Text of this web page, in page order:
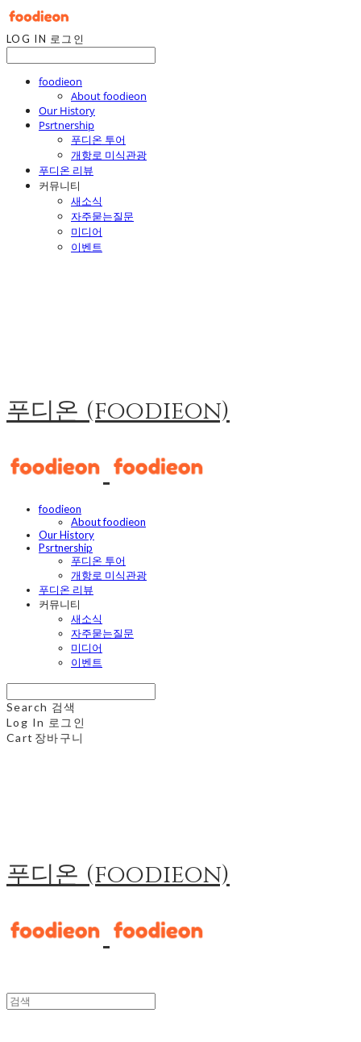
LOG IN 로그인
foodieon
About foodieon
Our History
Psrtnership
푸디온 투어
개항로 미식관광
푸디온 리뷰
커뮤니티
새소식
자주묻는질문
미디어
이벤트
푸디온 (foodieon)
foodieon
About foodieon
Our History
Psrtnership
푸디온 투어
개항로 미식관광
푸디온 리뷰
커뮤니티
새소식
자주묻는질문
미디어
이벤트
Search 검색
Log In 로그인
Cart 장바구니
푸디온 (foodieon)